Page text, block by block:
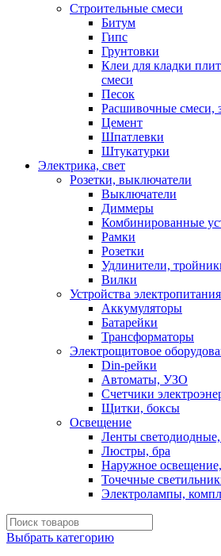
Строительные смеси
Битум
Гипс
Грунтовки
Клеи для кладки
смеси
Песок
Расшивочные смеси,
Цемент
Шпатлевки
Штукатурки
Электрика, свет
Розетки, выключатели
Выключатели
Диммеры
Комбинированные
Рамки
Розетки
Удлинители,
Вилки
Устройства электропитания
Аккумуляторы
Батарейки
Трансформаторы
Электрощитовое
Din-рейки
Автоматы, УЗО
Счетчики
Щитки, боксы
Освещение
Ленты
Люстры, бра
Наружное
Точечные
Электролампы,
Выбрать категорию